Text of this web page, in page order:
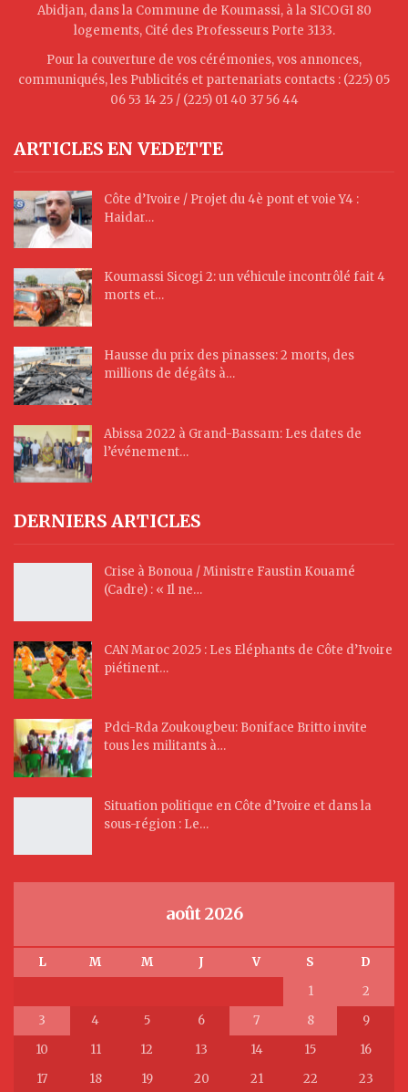
Abidjan, dans la Commune de Koumassi, à la SICOGI 80
logements, Cité des Professeurs Porte 3133.
Pour la couverture de vos cérémonies, vos annonces,
communiqués, les Publicités et partenariats contacts : (225) 05
06 53 14 25 / (225) 01 40 37 56 44
ARTICLES EN VEDETTE
Côte d’Ivoire / Projet du 4è pont et voie Y4 :
Haidar…
Koumassi Sicogi 2: un véhicule incontrôlé fait 4
morts et…
Hausse du prix des pinasses: 2 morts, des
millions de dégâts à…
Abissa 2022 à Grand-Bassam: Les dates de
l’événement…
DERNIERS ARTICLES
Crise à Bonoua / Ministre Faustin Kouamé
(Cadre) : « Il ne…
CAN Maroc 2025 : Les Eléphants de Côte d’Ivoire
piétinent…
Pdci-Rda Zoukougbeu: Boniface Britto invite
tous les militants à…
Situation politique en Côte d’Ivoire et dans la
sous-région : Le…
août 2026
L M M J V S
D
1
2
3
4 5 6 7 8
9
10
11 12 13 14 15
16
17
18 19 20 21 22 23